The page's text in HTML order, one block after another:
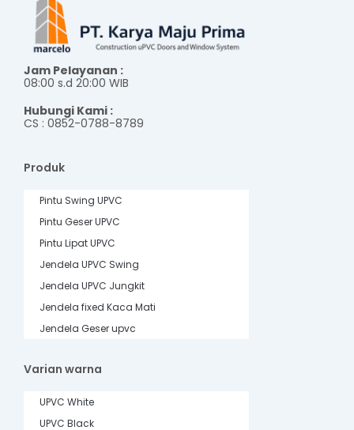
Jam Pelayanan :
08:00 s.d 20:00 WIB
Hubungi Kami :
CS : 0852-0788-8789
Produk
Pintu Swing UPVC
Pintu Geser UPVC
Pintu Lipat UPVC
Jendela UPVC Swing
Jendela UPVC Jungkit
Jendela fixed Kaca Mati
Jendela Geser upvc
Varian warna
UPVC White
UPVC Black